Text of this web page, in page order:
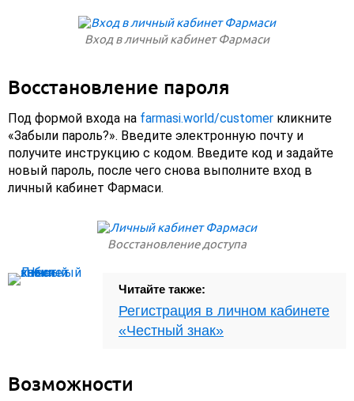
Вход в личный кабинет Фармаси
Восстановление пароля
Под формой входа на farmasi.world/customer кликните
«Забыли пароль?». Введите электронную почту и
получите инструкцию с кодом. Введите код и задайте
новый пароль, после чего снова выполните вход в
личный кабинет Фармаси.
Восстановление доступа
Читайте также:
Регистрация в личном кабинете
«Честный знак»
Возможности